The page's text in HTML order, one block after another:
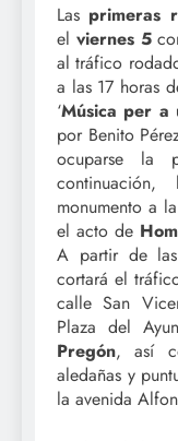
Las primeras
el viernes 5
al tráfico
a las 17 horas
‘Música per a
por Benito
ocuparse la
monumento a
el acto de
A partir de
cortará el
calle San
Plaza del
Pregón, así
aledañas y
la avenida